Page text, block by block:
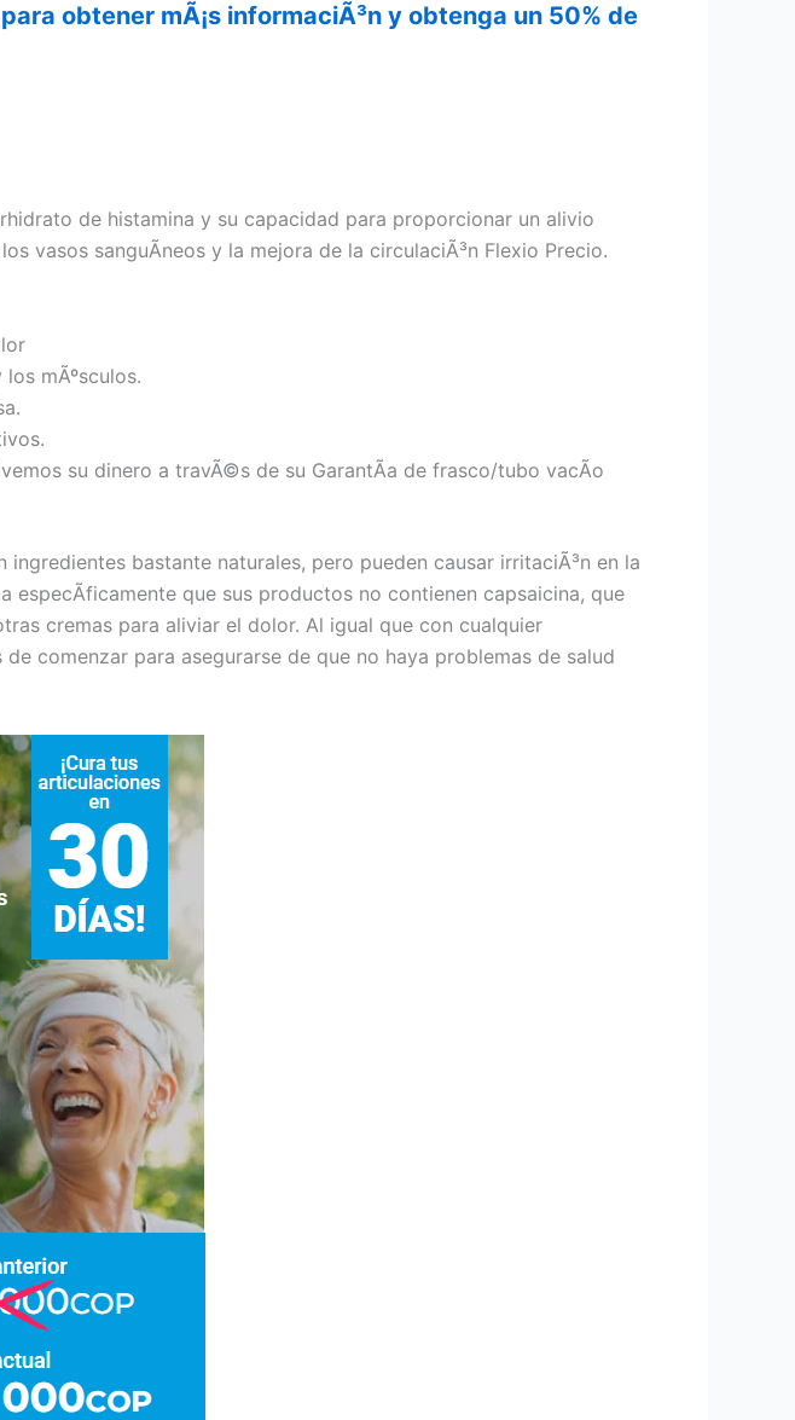
obtener mÃ¡s informaciÃ³n y obtenga un 50% de
de histamina y su capacidad para proporcionar un alivio
vasos sanguÃ­neos y la mejora de la circulaciÃ³n Flexio Precio.
mÃºsculos.
su dinero a travÃ©s de su GarantÃ­a de frasco/tubo vacÃ­o
bastante naturales, pero pueden causar irritaciÃ³n en la
especÃ­ficamente que sus productos no contienen capsaicina, que
cremas para aliviar el dolor. Al igual que con cualquier
comenzar para asegurarse de que no haya problemas de salud